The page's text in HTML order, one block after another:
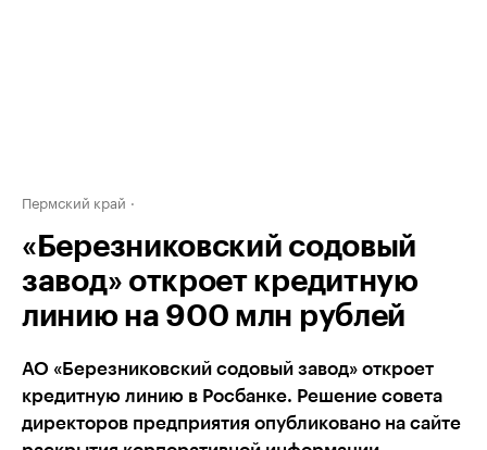
Пермский край
«Березниковский содовый
завод» откроет кредитную
линию на 900 млн рублей
АО «Березниковский содовый завод» откроет
кредитную линию в Росбанке. Решение совета
директоров предприятия опубликовано на сайте